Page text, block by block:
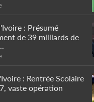
: Présumé
de 39 milliards de
: Rentrée Scolaire
vaste opération